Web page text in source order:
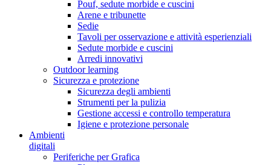
Pouf, sedute morbide e cuscini
Arene e tribunette
Sedie
Tavoli per osservazione e attività esperienziali
Sedute morbide e cuscini
Arredi innovativi
Outdoor learning
Sicurezza e protezione
Sicurezza degli ambienti
Strumenti per la pulizia
Gestione accessi e controllo temperatura
Igiene e protezione personale
Ambienti
digitali
Periferiche per Grafica